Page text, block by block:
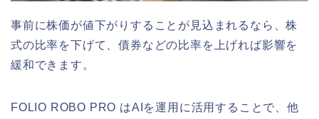
事前に株価が値下がりすることが見込まれるなら、株
式の比率を下げて、債券などの比率を上げれば影響を
緩和できます。
FOLIO ROBO PRO はAIを運用に活用することで、他